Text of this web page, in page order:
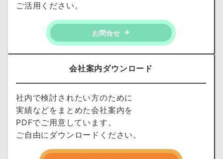
ご活用ください。
お問合せ
会社案内ダウンロード
社内で検討されたい方のために
実績などをまとめた会社案内を
PDFでご用意しています。
ご自由にダウンロードください。